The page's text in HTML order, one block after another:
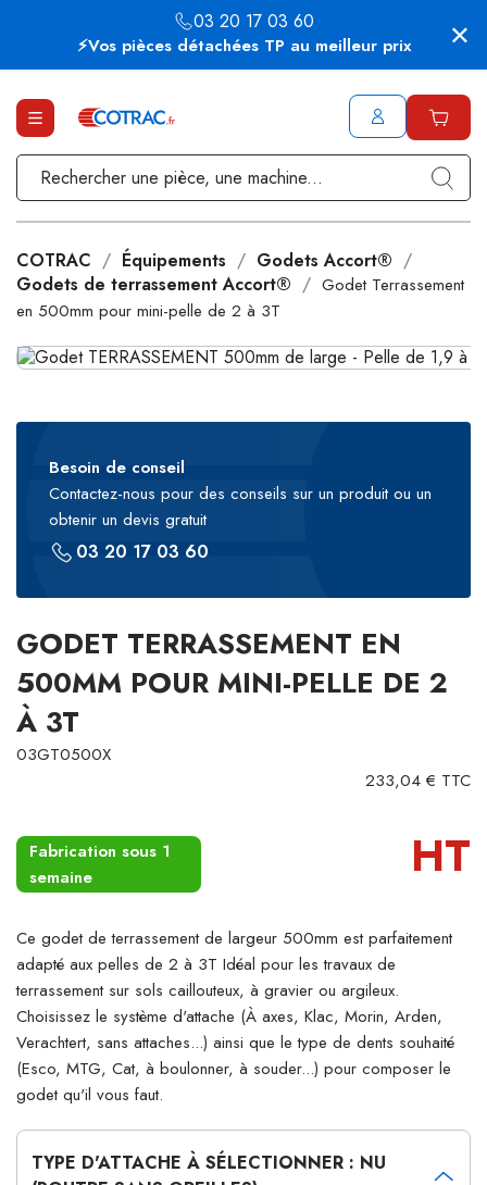
⚡Vos pièces détachées TP au meilleur prix
03 20 17 03 60
COTRAC Équipements
Godets Accort®
Godets de terrassement Accort®
Godet Terrassement
en 500mm pour mini-pelle de 2 à 3T
Besoin de conseil
Contactez-nous pour des conseils sur un produit ou un
obtenir un devis gratuit
03 20 17 03 60
GODET TERRASSEMENT EN
500MM POUR MINI-PELLE DE 2
À 3T
03GT0500X
233,04 € TTC
Fabrication sous 1
semaine
HT
Ce godet de terrassement de largeur 500mm est parfaitement
adapté aux pelles de 2 à 3T Idéal pour les travaux de
terrassement sur sols caillouteux, à gravier ou argileux.
Choisissez le système d'attache (À axes, Klac, Morin, Arden,
Verachtert, sans attaches...) ainsi que le type de dents souhaité
(Esco, MTG, Cat, à boulonner, à souder...) pour composer le
godet qu'il vous faut.
TYPE D'ATTACHE À SÉLECTIONNER : NU